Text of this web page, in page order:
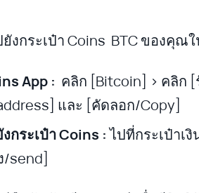
กระเป๋า Coins BTC ของคุณ
App : คลิก [Bitcoin] > คลิก
และ [คัดลอก/Copy]
กระเป๋า Coins :ไปที่กระเป๋าเ
/send]